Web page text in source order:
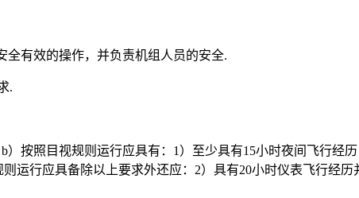
全有效的操作，并负责机组人员的安全.
.
按照目视规则运行应具有：1）至少具有15小时夜间飞行经
运行应具备除以上要求外还应：2）具有20小时仪表飞行经